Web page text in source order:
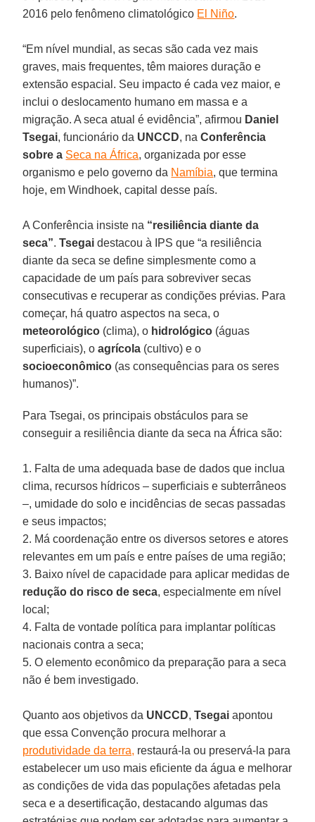
2016 pelo fenômeno climatológico El Niño.
“Em nível mundial, as secas são cada vez mais
graves, mais frequentes, têm maiores duração e
extensão espacial. Seu impacto é cada vez maior, e
inclui o deslocamento humano em massa e a
migração. A seca atual é evidência”, afirmou Daniel
Tsegai, funcionário da UNCCD, naConferência
sobre a Seca na África, organizada por esse
organismo e pelo governo da Namíbia, que termina
hoje, em Windhoek, capital desse país.
A Conferência insiste na “resiliência diante da
seca”.Tsegai destacou à IPS que “a resiliência
diante da seca se define simplesmente como a
capacidade de um país para sobreviver secas
consecutivas e recuperar as condições prévias. Para
começar, há quatro aspectos na seca, o
meteorológico (clima), o hidrológico (águas
superficiais), o agrícola (cultivo) e o
socioeconômico (as consequências para os seres
humanos)”.
Para Tsegai, os principais obstáculos para se
conseguir a resiliência diante da seca na África são:
1. Falta de uma adequada base de dados que inclua
clima, recursos hídricos – superficiais e subterrâneos
–, umidade do solo e incidências de secas passadas
e seus impactos;
2. Má coordenação entre os diversos setores e atores
relevantes em um país e entre países de uma região;
3. Baixo nível de capacidade para aplicar medidas de
redução do risco de seca, especialmente em nível
local;
4. Falta de vontade política para implantar políticas
nacionais contra a seca;
5. O elemento econômico da preparação para a seca
não é bem investigado.
Quanto aos objetivos da UNCCD,Tsegai apontou
que essa Convenção procura melhorar a
produtividade da terra, restaurá-la ou preservá-la para
estabelecer um uso mais eficiente da água e melhorar
as condições de vida das populações afetadas pela
seca e a desertificação, destacando algumas das